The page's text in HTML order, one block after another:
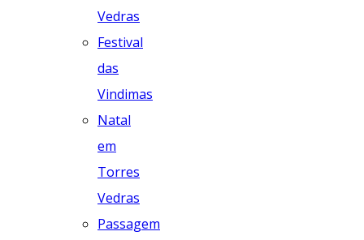
Vedras
Festival
das
Vindimas
Natal
em
Torres
Vedras
Passagem